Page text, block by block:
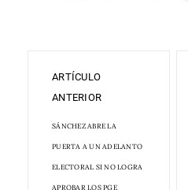
ARTÍCULO
ANTERIOR
SÁNCHEZ ABRE LA
PUERTA A UN ADELANTO
ELECTORAL SI NO LOGRA
APROBAR LOS PGE